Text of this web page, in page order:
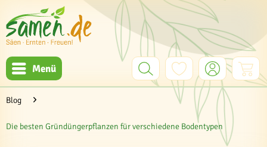
Menü
Blog
Die besten Gründüngerpflanzen für verschiedene Bodentypen